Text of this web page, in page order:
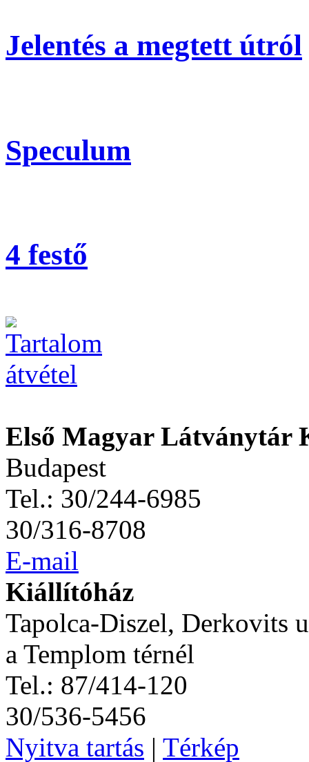
Jelentés a megtett útról
Speculum
4 festő
Első Magyar Látványtár
Budapest
Tel.: 30/244-6985
30/316-8708
E-mail
Kiállítóház
Tapolca-Diszel, Derkovits
a Templom térnél
Tel.: 87/414-120
30/536-5456
Nyitva tartás | Térkép